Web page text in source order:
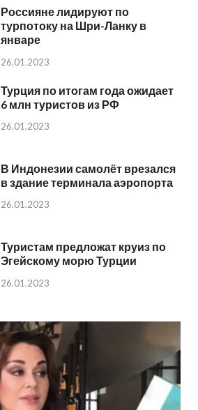
Россияне лидируют по
турпотоку на Шри-Ланку в
январе
26.01.2023
Турция по итогам года ожидает
6 млн туристов из РФ
26.01.2023
В Индонезии самолёт врезался
в здание терминала аэропорта
26.01.2023
Туристам предложат круиз по
Эгейскому морю Турции
26.01.2023